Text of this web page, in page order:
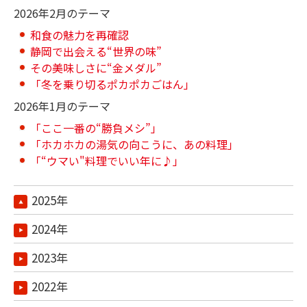
2026年2月のテーマ
和食の魅力を再確認
静岡で出会える“世界の味”
その美味しさに“金メダル”
「冬を乗り切るポカポカごはん」
2026年1月のテーマ
「ここ一番の“勝負メシ”」
「ホカホカの湯気の向こうに、あの料理」
「“ウマい"料理でいい年に♪」
2025年
2024年
2023年
2022年